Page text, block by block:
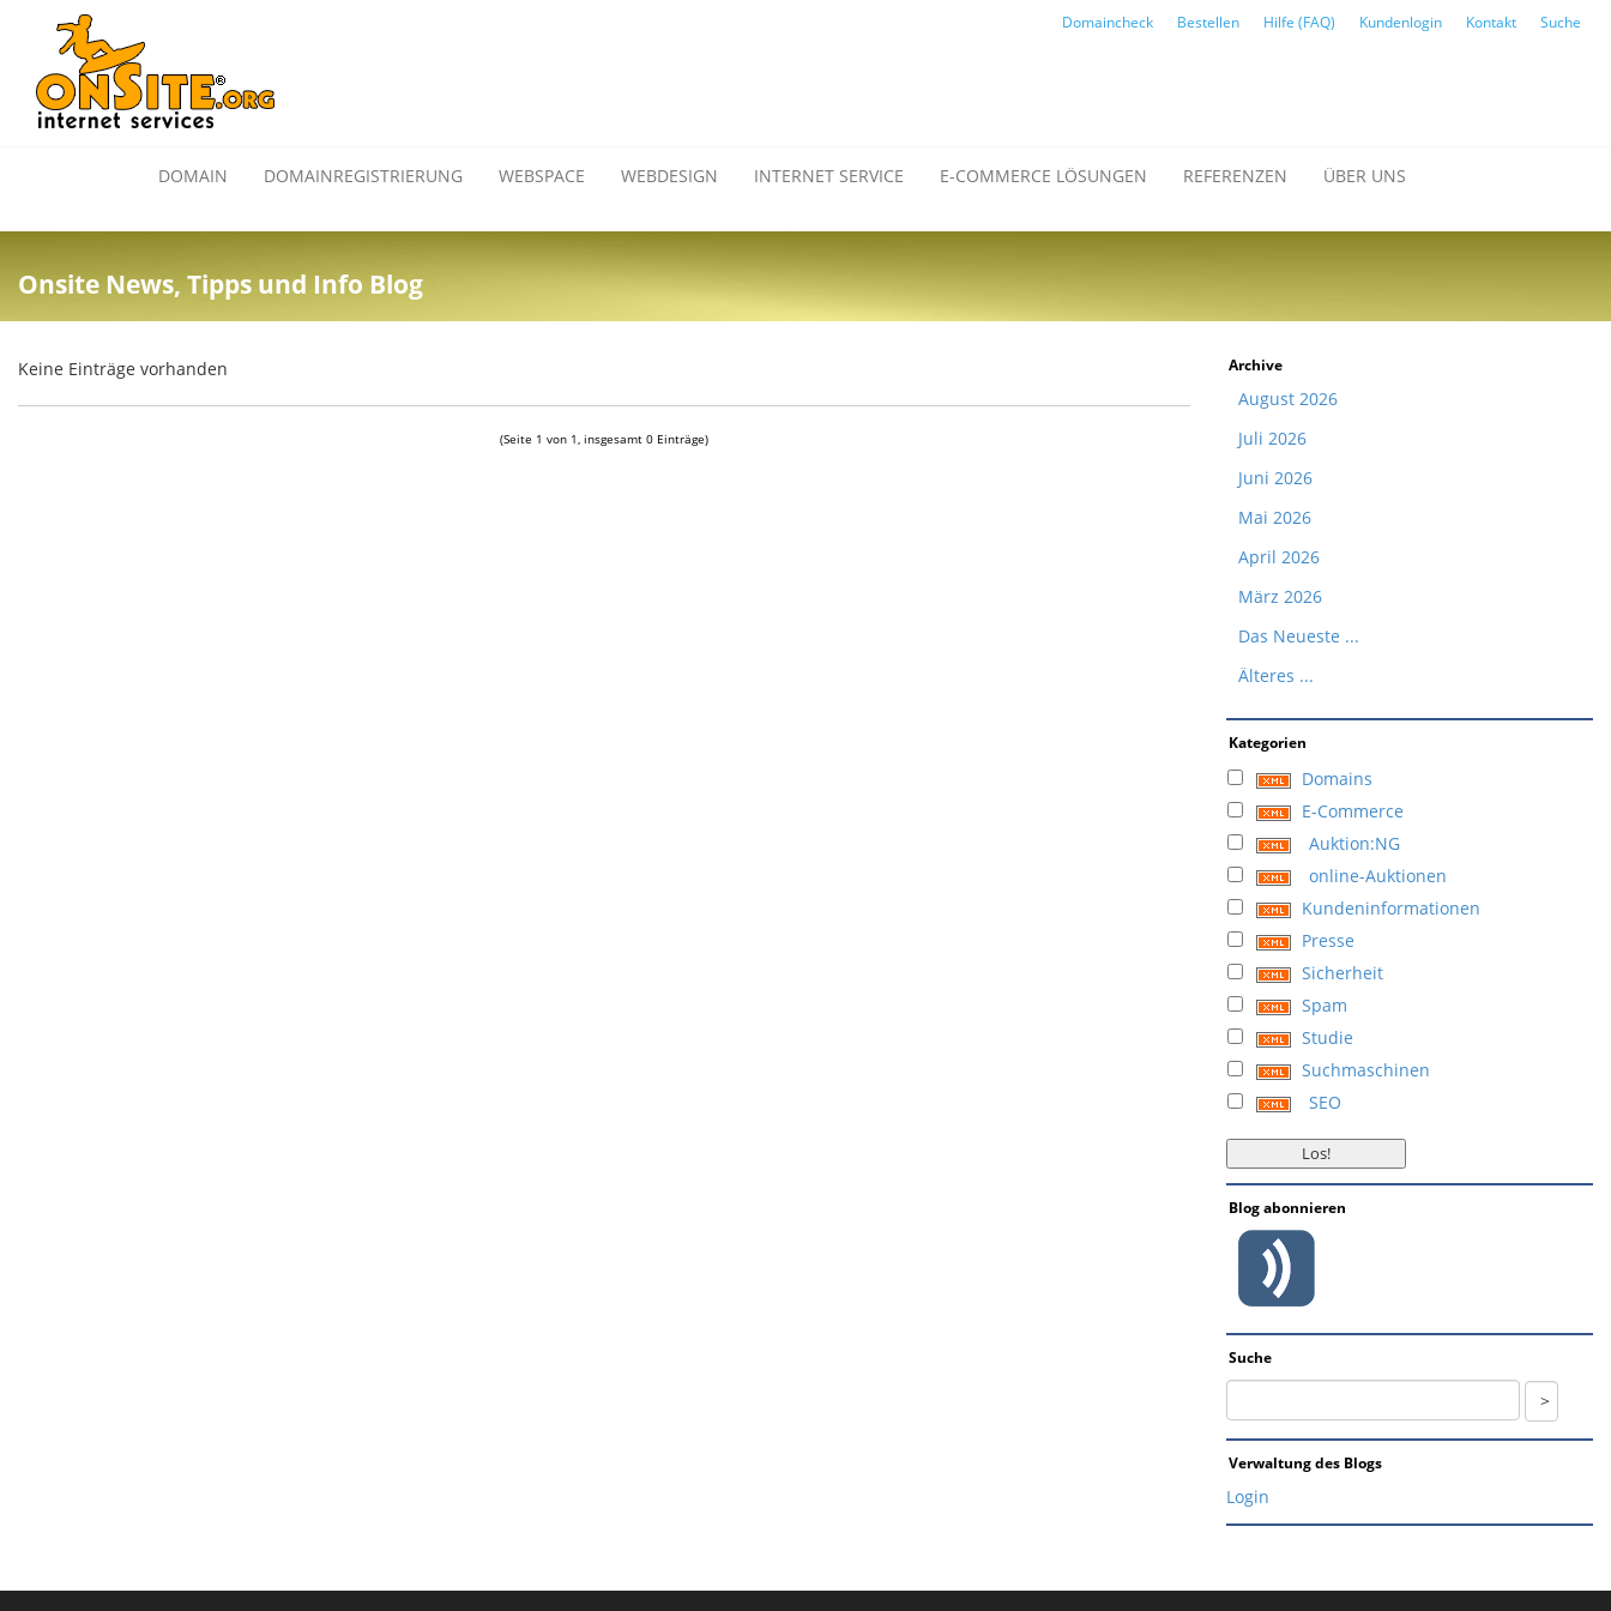
Domaincheck Bestellen Hilfe (FAQ) Kundenlogin Kontakt Suche
DOMAIN DOMAINREGISTRIERUNG WEBSPACE WEBDESIGN INTERNET SERVICE E-COMMERCE LÖSUNGEN REFERENZEN ÜBER UNS
Onsite News, Tipps und Info Blog
Keine Einträge vorhanden
(Seite 1 von 1, insgesamt 0 Einträge)
Archive
August 2026
Juli 2026
Juni 2026
Mai 2026
April 2026
März 2026
Das Neueste ...
Älteres ...
Kategorien
Domains
E-Commerce
Auktion:NG
online-Auktionen
Kundeninformationen
Presse
Sicherheit
Spam
Studie
Suchmaschinen
SEO
Blog abonnieren
Suche
Verwaltung des Blogs
Login